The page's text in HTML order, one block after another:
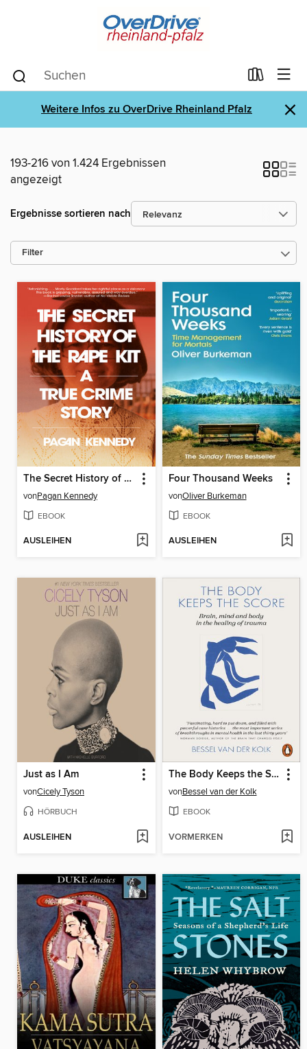
Weitere Infos zu OverDrive Rheinland Pfalz ×
193-216 von 1.424 Ergebnissen
angezeigt
Ergebnisse sortieren nach
Filter
The Secret History of the Rape Kit
vonPagan Kennedy
EBOOK
AUSLEIHEN
Four Thousand Weeks
vonOliver Burkeman
EBOOK
AUSLEIHEN
Just as I Am
vonCicely Tyson
HÖRBUCH
AUSLEIHEN
The Body Keeps the Score
vonBessel van der Kolk
EBOOK
VORMERKEN